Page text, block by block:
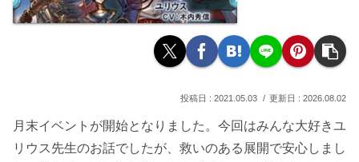
2021.05.03 2026.08.02
月末イベントが開始となりました。今回はみんな大好きユ
リウス先生のお話でしたが、救いのある展開で安心しまし